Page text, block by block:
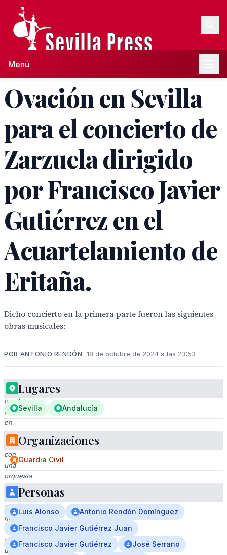
Menú
Ovación en Sevilla
para el concierto de
Zarzuela dirigido
por Francisco Javier
Gutiérrez en el
Acuartelamiento de
Eritaña.
Dicho concierto en la primera parte fueron las siguientes
obras musicales:
POR ANTONIO RENDÓN 18 de octubre de 2024 a las 23:53
Un
hombre
cantando
en
un
escenario
con
una
orquesta
al
fondo.
El
hombre
está
usando
un
Lugares
Sevilla Andalucía
Organizaciones
Guardia Civil
Personas
Luis Alonso
Antonio Rendón Domínguez
Francisco Javier Gutiérrez Juan
Francisco Javier Gutiérrez
José Serrano